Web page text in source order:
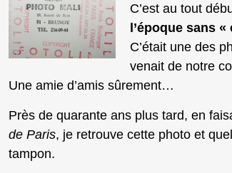
C’est au tout
l’époque sans «
C’était une des
venait de notre
Une amie d’amis sûrement…
Près de quarante ans plus tard, en
de Paris, je retrouve cette photo et
tampon.